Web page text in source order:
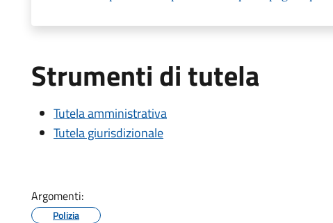
Strumenti di tutela
Tutela amministrativa
Tutela giurisdizionale
Argomenti:
Polizia